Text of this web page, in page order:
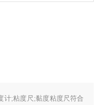
计;粘度尺;黏度粘度尺符合